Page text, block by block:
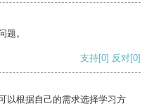
题。
支持[0] 反对[0]
以根据自己的需求选择学习方